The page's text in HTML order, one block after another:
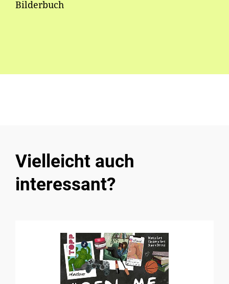
Bilderbuch
Vielleicht auch
interessant?